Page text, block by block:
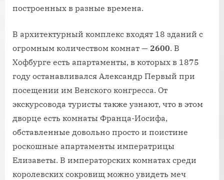
построенных в разные времена.
В архитектурный комплекс входят 18 зданий с
огромным количеством комнат — 2600. В
Хофбурге есть апартаменты, в которых в 1875
году останавливался Александр Первый при
посещении им Венского конгресса. От
экскурсовода туристы также узнают, что в этом
дворце есть комнаты Франца-Иосифа,
обставленные довольно просто и поистине
роскошные апартаменты императрицы
Елизаветы. В императорских комнатах среди
королевских сокровищ можно увидеть меч